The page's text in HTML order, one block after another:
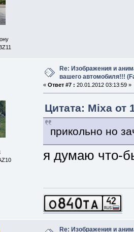
Re: Изображения и
вашего автомобиля!!!
« Ответ #7 : 20.01.2012 03:13:59 »
Цитата: Mixa от
прикольно но
я думаю что-
Re: Изображения и